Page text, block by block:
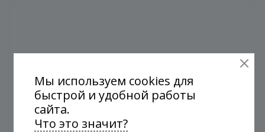
Мы используем cookies для
быстрой и удобной работы
сайта.
Что это значит?